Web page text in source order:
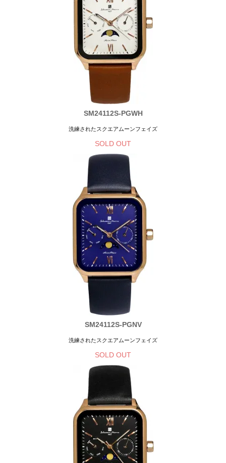
SM24112S-PGWH
洗練されたスクエアムーンフェイズ
SOLD OUT
SM24112S-PGNV
洗練されたスクエアムーンフェイズ
SOLD OUT